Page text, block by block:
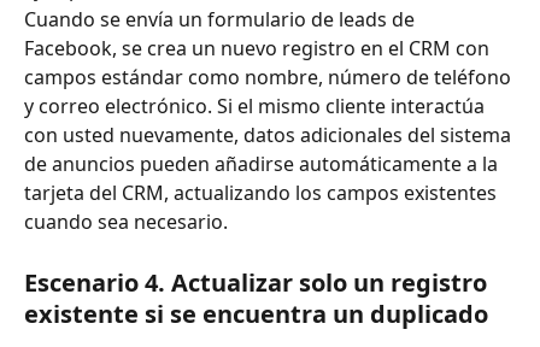
Cuando se envía un formulario de leads de
Facebook, se crea un nuevo registro en el CRM con
campos estándar como nombre, número de teléfono
y correo electrónico. Si el mismo cliente interactúa
con usted nuevamente, datos adicionales del sistema
de anuncios pueden añadirse automáticamente a la
tarjeta del CRM, actualizando los campos existentes
cuando sea necesario.
Escenario 4. Actualizar solo un registro
existente si se encuentra un duplicado